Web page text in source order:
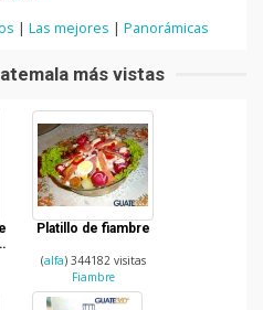
| Las mejores | Panorámicas
más vistas
Platillo de fiambre
(alfa) 344182 visitas
Fiambre